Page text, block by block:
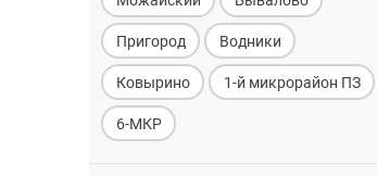
Пригород Водники
Ковырино 1-й микрорайон ПЗ
6-МКР